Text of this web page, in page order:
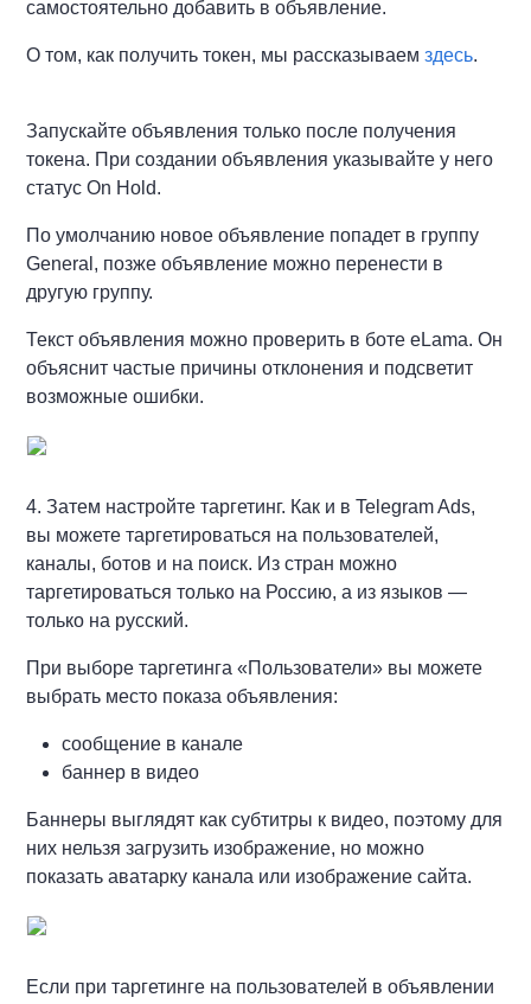
самостоятельно добавить в объявление.
О том, как получить токен, мы рассказываемздесь.
Запускайте объявления только после получения
токена. При создании объявления указывайте у него
статус On Hold.
По умолчанию новое объявление попадет в группу
General, позже объявление можно перенести в
другую группу.
Текст объявления можно проверить в боте eLama. Он
объяснит частые причины отклонения и подсветит
возможные ошибки.
4. Затем настройте таргетинг. Как и в Telegram Ads,
вы можете таргетироваться на пользователей,
каналы, ботов и на поиск. Из стран можно
таргетироваться только на Россию, а из языков —
только на русский.
При выборе таргетинга «Пользователи» вы можете
выбрать место показа объявления:
сообщение в канале
баннер в видео
Баннеры выглядят как субтитры к видео, поэтому для
них нельзя загрузить изображение, но можно
показать аватарку канала или изображение сайта.
Если при таргетинге на пользователей в объявлении